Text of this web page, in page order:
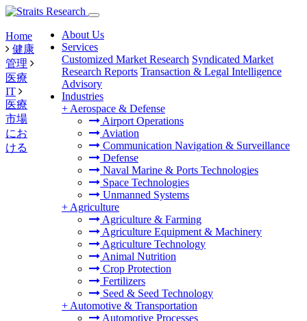
About Us
Services
Customized Market Research Syndicated Market
Research Reports Transaction & Legal Intelligence
Advisory
Industries
+ Aerospace & Defense
Airport Operations
Aviation
Communication Navigation & Surveillance
Defense
Naval Marine & Ports Technologies
Space Technologies
Unmanned Systems
+ Agriculture
Agriculture & Farming
Agriculture Equipment & Machinery
Agriculture Technology
Animal Nutrition
Crop Protection
Fertilizers
Seed & Seed Technology
+ Automotive & Transportation
Automotive Processes
Home
健康
管理
医療
IT
医療
市場
にお
ける